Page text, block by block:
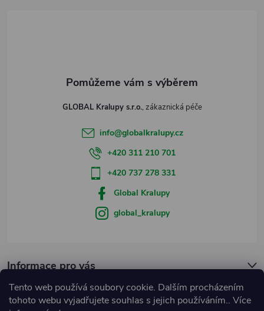
Tento web používá soubory cookie. Dalším procházením
tohoto webu vyjadřujete souhlas s jejich používáním.. Více
Informace pro vás
GLOBAL Kralupy s.r.o.
info@globalkralupy.cz
+420 311 210 701
+420 737 278 331
Global Kralupy
global_kralupy
Přijímáme online platby